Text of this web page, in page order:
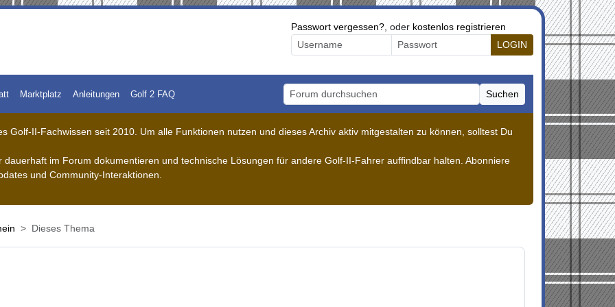
Passwort vergessen? , oder kostenlos registrieren
LOGIN
Marktplatz Anleitungen Golf 2 FAQ
Forum durchsuchen
Suchen
Golf-II-Fachwissen seit 2010. Um alle Funktionen nutzen und dieses Archiv aktiv mitgestalten zu können, solltest Du
im Forum dokumentieren und technische Lösungen für andere Golf-II-Fahrer auffindbar halten. Abonniere
und Community-Interaktionen.
Dieses Thema